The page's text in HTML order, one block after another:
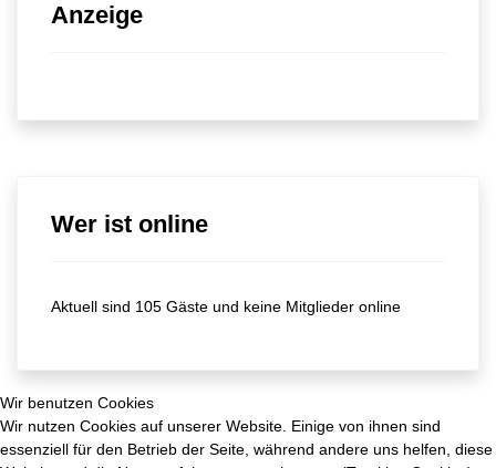
Anzeige
Wer ist online
Aktuell sind 105 Gäste und keine Mitglieder online
Wir benutzen Cookies
Wir nutzen Cookies auf unserer Website. Einige von ihnen sind
essenziell für den Betrieb der Seite, während andere uns helfen, diese